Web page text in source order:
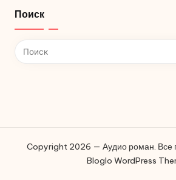
Поиск
Copyright 2026 — Аудио роман. Все
Bloglo WordPress